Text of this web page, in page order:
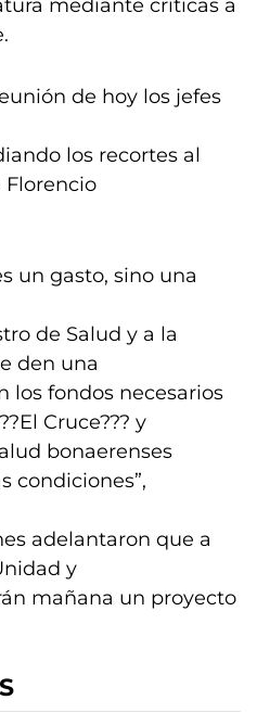
mediante críticas a
de hoy los jefes
los recortes al
Florencio
un gasto, sino una
de Salud y a la
den una
los fondos necesarios
Cruce??? y
bonaerenses
condiciones”,
adelantaron que a
y
mañana un proyecto